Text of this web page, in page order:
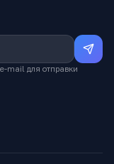
mail для отправки